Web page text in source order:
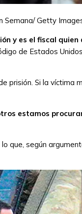
Semana/ Getty
y es el fiscal quien
de Estados
Si la víctima
estamos
que, según